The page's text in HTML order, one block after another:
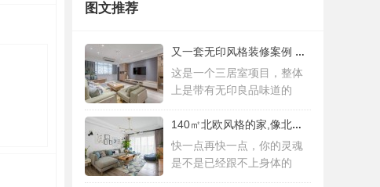
图文推荐
又一套无印风格装修案例 三居室设计简约而
这是一个三居室项目，整体
上是带有无印良品味道的
140㎡北欧风格的家,像北欧人一样去生活
快一点再快一点，你的灵魂
是不是已经跟不上身体的